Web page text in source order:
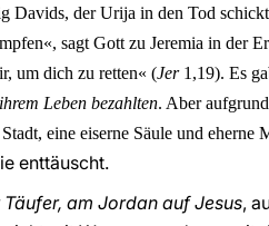
Davids, der Urija in den Tod
sagt Gott zu Jeremia in der
um dich zu retten« (Jer1,19). Es
Leben bezahlten. Aber
eine eiserne Säule und eherne
enttäuscht.
am Jordan auf Jesus,